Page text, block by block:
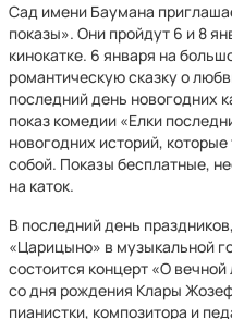
Сад имени Баумана
показы». Они пройдут 6 и 8
кинокатке. 6 января на
романтическую сказку о
последний день новогодних
показ комедии «Елки
новогодних историй,
собой. Показы бесплатные,
на каток.
В последний день
«Царицыно» в музыкальной
состоится концерт «О
со дня рождения Клары
пианистки, композитора и